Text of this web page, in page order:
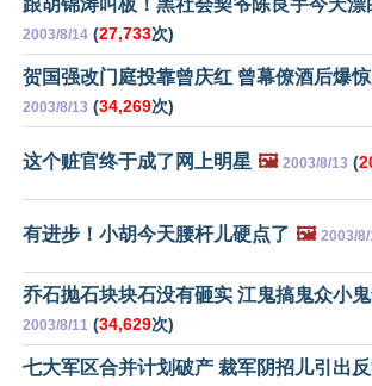
跟胡锦涛叫板！黑社会契爷陈良宇今天漂
2003/8/14 (27,733次)
贺国强改门庭投靠曾庆红 曾幕僚酒后爆
2003/8/13 (34,269次)
这个赃官终于成了网上明星 🖼️ 2003/8/13 (
有进步！小胡今天腰杆儿硬点了 🖼️ 2003/8/
乔石抛石块块石没有砸实 江鬼搞鬼众小
2003/8/11 (34,629次)
七大军区合并计划破产 裁军阴招儿引出